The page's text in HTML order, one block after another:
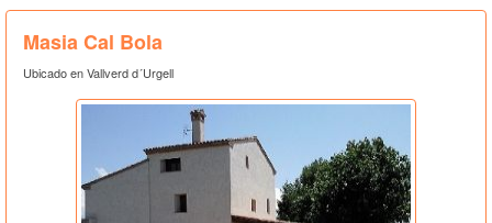
Masia Cal Bola
Ubicado en Vallverd d´Urgell